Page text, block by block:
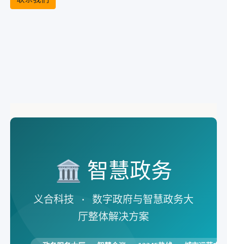
🏛️ 智慧政务
义合科技 · 数字政府与智慧政务大
厅整体解决方案